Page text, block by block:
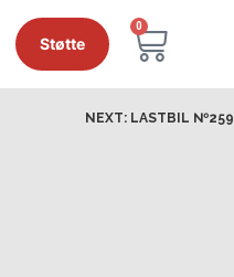
Støtte
0
NEXT: LASTBIL №259